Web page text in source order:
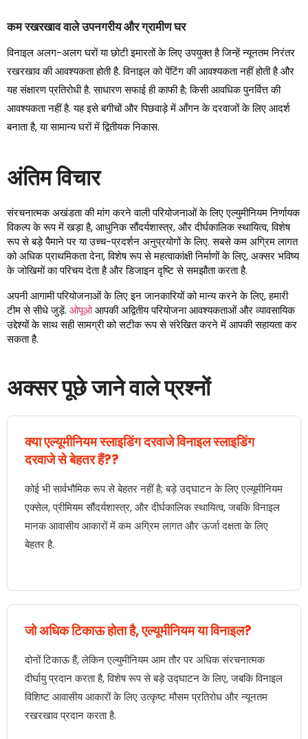
कम रखरखाव वाले उपनगरीय और ग्रामीण घर
विनाइल अलग-अलग घरों या छोटी इमारतों के लिए उपयुक्त है जिन्हें न्यूनतम निरंतर
रखरखाव की आवश्यकता होती है. विनाइल को पेंटिंग की आवश्यकता नहीं होती है और
यह संक्षारण प्रतिरोधी है. साधारण सफाई ही काफी है; किसी आवधिक पुनर्वित्त की
आवश्यकता नहीं है. यह इसे बगीचों और पिछवाड़े में आँगन के दरवाजों के लिए आदर्श
बनाता है, या सामान्य घरों में द्वितीयक निकास.
अंतिम विचार
संरचनात्मक अखंडता की मांग करने वाली परियोजनाओं के लिए एल्युमीनियम निर्णायक
विकल्प के रूप में खड़ा है, आधुनिक सौंदर्यशास्त्र, और दीर्घकालिक स्थायित्व, विशेष
रूप से बड़े पैमाने पर या उच्च-प्रदर्शन अनुप्रयोगों के लिए. सबसे कम अग्रिम लागत
को अधिक प्राथमिकता देना, विशेष रूप से महत्वाकांक्षी निर्माणों के लिए, अक्सर भविष्य
के जोखिमों का परिचय देता है और डिजाइन दृष्टि से समझौता करता है.
अपनी आगामी परियोजनाओं के लिए इन जानकारियों को मान्य करने के लिए, हमारी
टीम से सीधे जुड़ें. ओपूओआपकी अद्वितीय परियोजना आवश्यकताओं और व्यावसायिक
उद्देश्यों के साथ सही सामग्री को सटीक रूप से संरेखित करने में आपकी सहायता कर
सकता है.
अक्सर पूछे जाने वाले प्रश्नों
क्या एल्यूमीनियम स्लाइडिंग दरवाजे विनाइल स्लाइडिंग
दरवाजे से बेहतर हैं??
कोई भी सार्वभौमिक रूप से बेहतर नहीं है; बड़े उद्घाटन के लिए एल्यूमीनियम
एक्सेल, प्रीमियम सौंदर्यशास्त्र, और दीर्घकालिक स्थायित्व, जबकि विनाइल
मानक आवासीय आकारों में कम अग्रिम लागत और ऊर्जा दक्षता के लिए
बेहतर है.
जो अधिक टिकाऊ होता है, एल्यूमीनियम या विनाइल?
दोनों टिकाऊ हैं, लेकिन एल्युमीनियम आम तौर पर अधिक संरचनात्मक
दीर्घायु प्रदान करता है, विशेष रूप से बड़े उद्घाटन के लिए, जबकि विनाइल
विशिष्ट आवासीय आकारों के लिए उत्कृष्ट मौसम प्रतिरोध और न्यूनतम
रखरखाव प्रदान करता है.